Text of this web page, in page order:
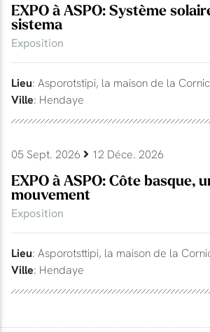
EXPO à ASPO: Système
sistema
Exposition
Lieu: Asporotstipi, la maison de la
Ville: Hendaye
05 Sept. 2026 12 Déce. 2026
EXPO à ASPO: Côte basque,
mouvement
Exposition
Lieu: Asporotsttipi, la maison de la
Ville: Hendaye